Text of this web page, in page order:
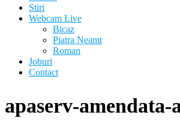
Stiri
Webcam Live
Bicaz
Piatra Neamt
Roman
Joburi
Contact
apaserv-amendata-